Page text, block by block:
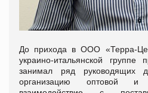
До прихода в ООО «Терра-
украино-итальянской группе
занимал ряд руководящих
организацию оптовой и